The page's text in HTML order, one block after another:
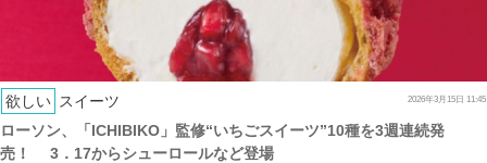
欲しい スイーツ 2026年3月15日 11:45
ローソン、「ICHIBIKO」監修“いちごスイーツ”10種を3週連続発
売！ 3．17からシューロールなど登場